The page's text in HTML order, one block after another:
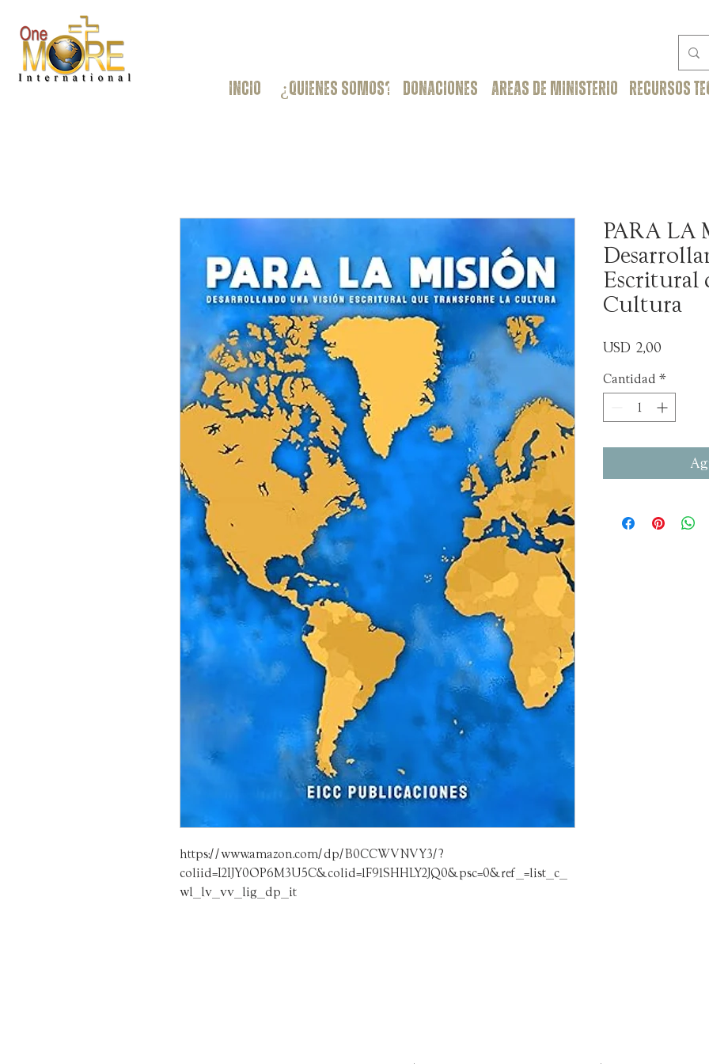
INCIO ¿QUIENES SOMOS? DONACIONES areas de ministerio RECURSOS
https://www.amazon.com/dp/B0CCWVNVY3/?
coliid=I2IJY0OP6M3U5C&colid=1F91SHHLY2JQ0&psc=0&ref_=list_c_
wl_lv_vv_lig_dp_it
PARA LA
Escritural
Cultura
USD 2,00
Cantidad *